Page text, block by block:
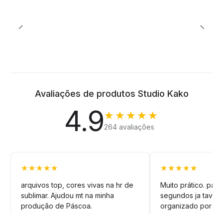
Avaliações de produtos Studio Kako
4.9★★★★★
264 avaliações
★★★★★
arquivos top, cores vivas na hr de
sublimar. Ajudou mt na minha
produção de Páscoa.
★★★★★
Muito prático.
segundos ja tava
organizado por